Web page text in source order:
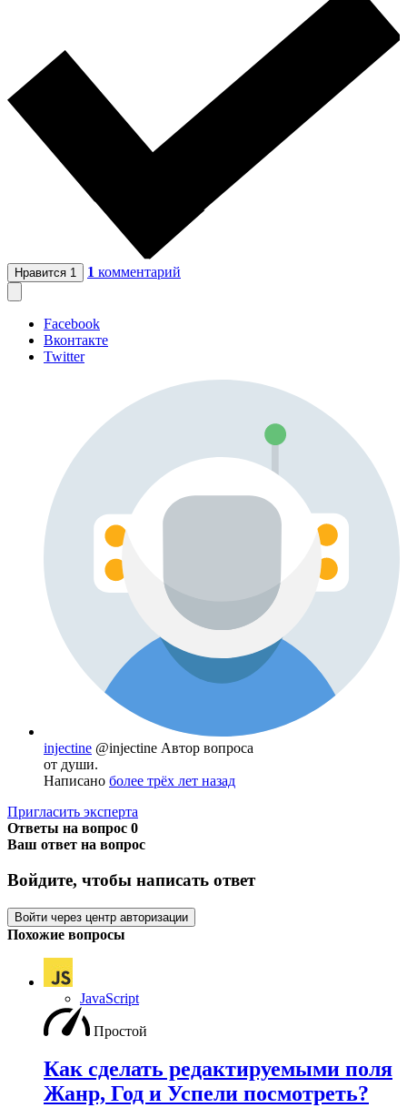
Нравится 1 1 комментарий
Facebook
Вконтакте
Twitter
injectine @injectine Автор вопроса
от души.
Написано более трёх лет назад
Пригласить эксперта
Ответы на вопрос 0
Ваш ответ на вопрос
Войдите, чтобы написать ответ
Войти через центр авторизации
Похожие вопросы
JavaScript
Простой
Как сделать редактируемыми поля
Жанр, Год и Успели посмотреть?